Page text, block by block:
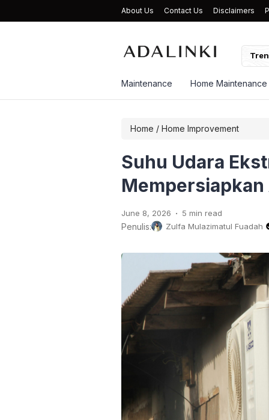
About Us Contact Us Disclaimers
Evaporator AC Sendiri agar Dingin Lagi
Maintenance Home Maintenance
Home / Home Improvement
Suhu Udara
Mempersiapkan
June 8, 2026 . 5 min read
Penulis: Zulfa Mulazimatul Fuadah